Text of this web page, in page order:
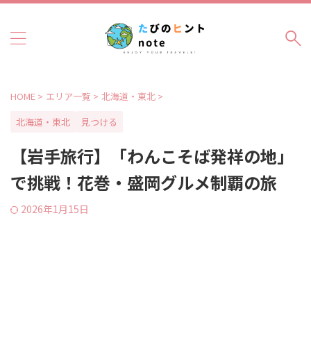
HOME > エリア一覧 > 北海道・東北 >
北海道・東北
見つける
【岩手旅行】「わんこそば発祥の地」
で挑戦！花巻・盛岡グルメ制覇の旅
2026年1月15日